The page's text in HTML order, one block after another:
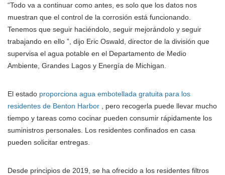
“Todo va a continuar como antes, es solo que los datos nos
muestran que el control de la corrosión está funcionando.
Tenemos que seguir haciéndolo, seguir mejorándolo y seguir
trabajando en ello ”, dijo Eric Oswald, director de la división que
supervisa el agua potable en el Departamento de Medio
Ambiente, Grandes Lagos y Energía de Michigan.
El estado proporciona agua embotellada gratuita para los
residentes de Benton Harbor , pero recogerla puede llevar mucho
tiempo y tareas como cocinar pueden consumir rápidamente los
suministros personales. Los residentes confinados en casa
pueden solicitar entregas.
Desde principios de 2019, se ha ofrecido a los residentes filtros